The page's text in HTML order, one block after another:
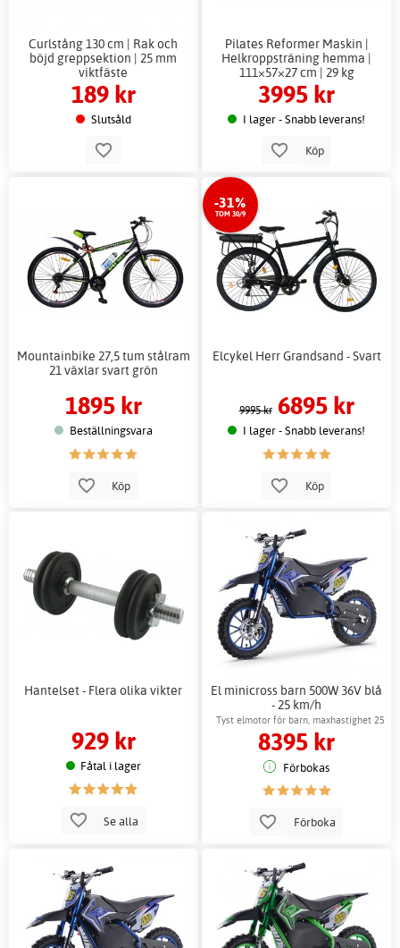
Curlstång 130 cm | Rak och
böjd greppsektion | 25 mm
viktfäste
189 kr
Slutsåld
Pilates Reformer Maskin |
Helkroppsträning hemma |
111×57×27 cm | 29 kg
3995 kr
I lager - Snabb leverans!
Köp
Mountainbike 27,5 tum stålram
21 växlar svart grön
1895 kr
Beställningsvara
Köp
-31%
TOM 30/9
Elcykel Herr Grandsand - Svart
9995 kr 6895 kr
I lager - Snabb leverans!
Köp
Hantelset - Flera olika vikter
929 kr
Fåtal i lager
Se alla
El minicross barn 500W 36V blå
- 25 km/h
Tyst elmotor för barn, maxhastighet 25
km/h
8395 kr
Förbokas
Förboka